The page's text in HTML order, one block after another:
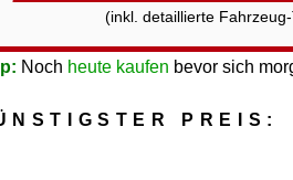
(inkl. detaillierte
Noch heute kaufen bevor sich
PREIS: